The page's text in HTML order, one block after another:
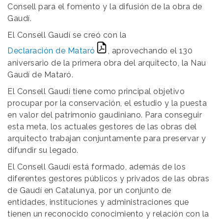
Consell para el fomento y la difusión de la obra de
Gaudí.
El Consell Gaudí se creó con la
Declaración de Mataró
, aprovechando el 130
aniversario de la primera obra del arquitecto, la Nau
Gaudí de Mataró.
El Consell Gaudí tiene como principal objetivo
procupar por la conservación, el estudio y la puesta
en valor del patrimonio gaudiniano. Para conseguir
esta meta, los actuales gestores de las obras del
arquitecto trabajan conjuntamente para preservar y
difundir su legado.
El Consell Gaudí está formado, además de los
diferentes gestores públicos y privados de las obras
de Gaudí en Catalunya, por un conjunto de
entidades, instituciones y administraciones que
tienen un reconocido conocimiento y relación con la